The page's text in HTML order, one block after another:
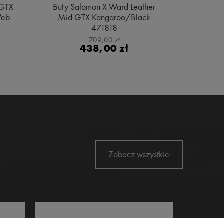
Buty Salomon X Ward Leather
Mid GTX Kangaroo/Black
471818
709,00 zł
438,00 zł
Zobacz wszystkie